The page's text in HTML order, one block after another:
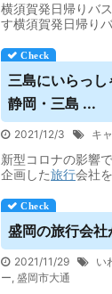
横須賀発日帰りバス
す横須賀発日帰り
三島にいらっ
静岡・三島 ...
2021/12/3 キ
新型コロナの影響
企画した旅行会社
盛岡の旅行会社
2021/11/29 い
ー, 盛岡市大通